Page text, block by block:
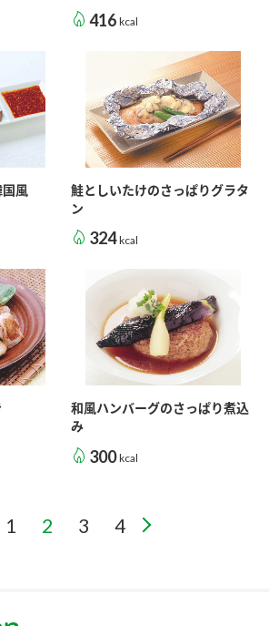
416 kcal
風
鮭としいたけのさっぱりグラタ
ン
324 kcal
和風ハンバーグのさっぱり煮込
み
300 kcal
1 2 3 4